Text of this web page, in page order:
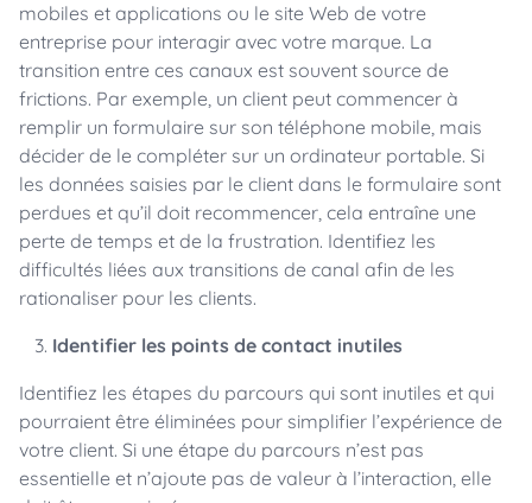
mobiles et applications ou le site Web de votre
entreprise pour interagir avec votre marque. La
transition entre ces canaux est souvent source de
frictions. Par exemple, un client peut commencer à
remplir un formulaire sur son téléphone mobile, mais
décider de le compléter sur un ordinateur portable. Si
les données saisies par le client dans le formulaire sont
perdues et qu’il doit recommencer, cela entraîne une
perte de temps et de la frustration. Identifiez les
difficultés liées aux transitions de canal afin de les
rationaliser pour les clients.
Identifier les points de contact inutiles
Identifiez les étapes du parcours qui sont inutiles et qui
pourraient être éliminées pour simplifier l’expérience de
votre client. Si une étape du parcours n’est pas
essentielle et n’ajoute pas de valeur à l’interaction, elle